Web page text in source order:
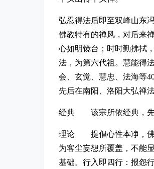
弘忍得法后即至双峰山东
佛教特有的禅风，对后来
心如明镜台；时时勤拂拭
法，为第六代祖。慧能得
会、玄觉、慧忠、法海等
先后在南阳、洛阳大弘禅
经典 该宗所依经典，先
理论 提倡心性本净，佛
为客尘妄想所覆盖，不能
基础。行入即四行：报怨